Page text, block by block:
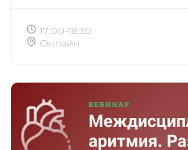
17:00-18:30
Онлайн